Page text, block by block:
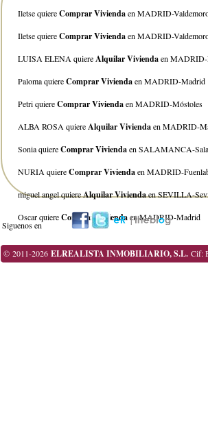
Iletse quiereComprar Viviendaen MADRID-
Iletse quiereComprar Viviendaen MADRID-
LUISA ELENA quiereAlquilar Viviendaen MADRID-
Paloma quiereComprar Viviendaen MADRID-Madrid
Petri quiereComprar Viviendaen MADRID-Móstoles
ALBA ROSA quiereAlquilar Viviendaen MADRID-
Sonia quiereComprar Viviendaen SALAMANCA-
NURIA quiereComprar Viviendaen MADRID-
miguel angel quiereAlquilar Viviendaen SEVILLA-
Oscar quiereComprar Viviendaen MADRID-Madrid
Siguenos en
© 2011-2026ELREALISTA INMOBILIARIO, S.L. Cif: